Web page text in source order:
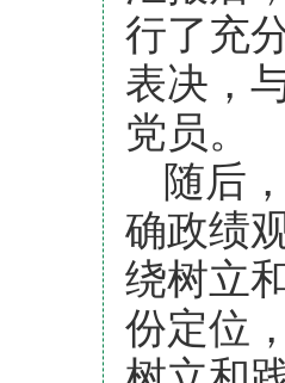
行了充
表决，
党员。
随后
确政绩
绕树立
份定位